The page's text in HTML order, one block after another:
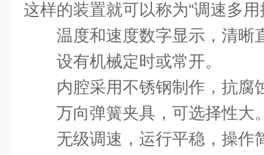
这样的装置就可以称为“调速多用
温度和速度数字显示，清晰
设有机械定时或常开。
内腔采用不锈钢制作，抗腐
万向弹簧夹具，可选择性大
无级调速，运行平稳，操作